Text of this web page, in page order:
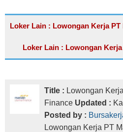
Loker Lain : Lowongan Kerja PT
Loker Lain : Lowongan
Title : Lowongan
Finance Updated :
Posted by :
Lowongan Kerja PT